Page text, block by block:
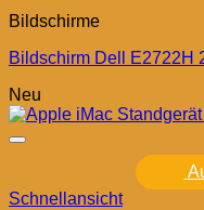
Bildschirme
Bildschirm Dell E2722H
Neu
Schnellansicht